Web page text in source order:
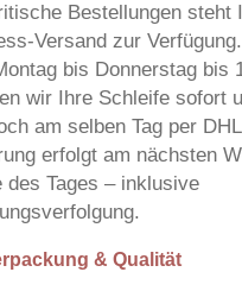
Bestellungen steht
Versand zur
bis Donnerstag bis
wir Ihre Schleife sofort
am selben Tag per
erfolgt am nächsten
des Tages – inklusive
& Qualität